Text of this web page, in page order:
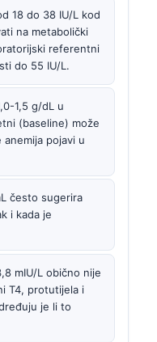
18 do 38 IU/L kod
na metabolički
referentni
do 55 IU/L.
1,5 g/dL u
(baseline) može
pojavi u
često sugerira
i kada je
mIU/L obično nije
T4, protutijela i
je li to